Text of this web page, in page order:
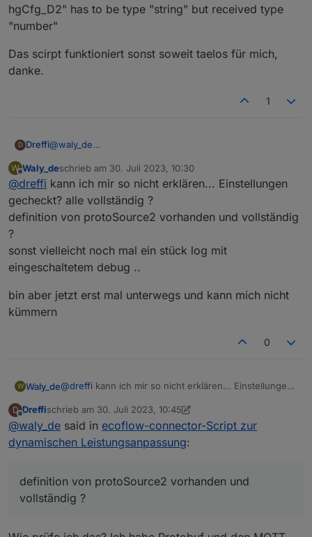
hgCfg_D2" has to be type "string" but received type
"number"
Das scirpt funktioniert sonst soweit taelos für mich,
danke.
1
D Dreffi@waly_de
Spoiler
W
Offline
Waly_deschrieb am 30. Juli 2023, 10:30
zuletzt editiert von
@dreffi kann ich mir so nicht erklären... Einstellungen
gecheckt? alle vollständig ?
definition von protoSource2 vorhanden und vollständig
?
sonst vielleicht noch mal ein stück log mit
eingeschaltetem debug ..
bin aber jetzt erst mal unterwegs und kann mich nicht
kümmern
0
W Waly_de@dreffi kann ich mir so nicht erklären... Einstellungen
definition von protoSource2 vorhanden und
vollständig ?
sonst vielleicht noch mal ein stück log mit
eingeschaltetem debug ..
bin aber jetzt erst mal unterwegs und kann mich nicht
kümmern
D
Offline
Dreffischrieb am 30. Juli 2023, 10:45
zuletzt editiert von Dreffi
@waly_de said in ecoflow-connector-Script zur
dynamischen Leistungsanpassung:
definition von protoSource2 vorhanden und
vollständig ?